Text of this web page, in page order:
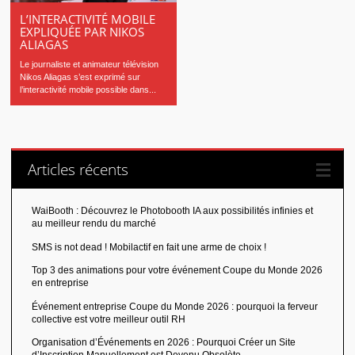
L’INTERACTIVITÉ MOBILE
EXPLIQUÉE PAR NIKOS
ALIAGAS
Le journaliste et animateur télévision
Nikos Aliagas s’est exprimé sur
l’interactivité mobile possible dans...
Articles récents
WaiBooth : Découvrez le Photobooth IA aux possibilités infinies et
au meilleur rendu du marché
SMS is not dead ! Mobilactif en fait une arme de choix !
Top 3 des animations pour votre événement Coupe du Monde 2026
en entreprise
Événement entreprise Coupe du Monde 2026 : pourquoi la ferveur
collective est votre meilleur outil RH
Organisation d’Événements en 2026 : Pourquoi Créer un Site